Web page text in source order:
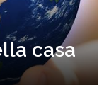
casa